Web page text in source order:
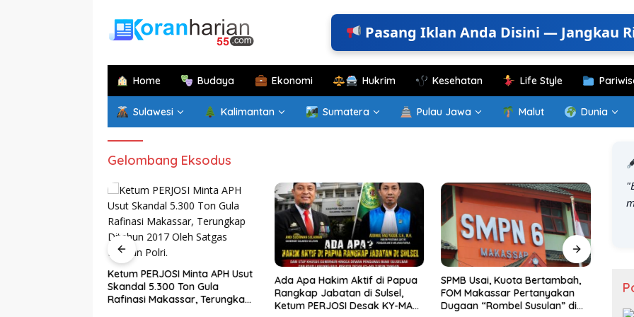
Pasang Iklan Anda Disini — Jangkau
Home Budaya Ekonomi Hukrim Kesehatan Life Style
Sulawesi Kalimantan Sumatera Pulau Jawa Malut Dunia
Gelombang Eksodus
Ketum PERJOSI Minta APH Usut
Skandal 5.300 Ton Gula
Rafinasi Makassar, Terungkap
Ada Apa Hakim Aktif di Papua
Rangkap Jabatan di Sulsel,
Ketum PERJOSI Desak KY-MA
SPMB Usai, Kuota Bertambah,
FOM Makassar Pertanyakan
Dugaan “Rombel Susulan” di